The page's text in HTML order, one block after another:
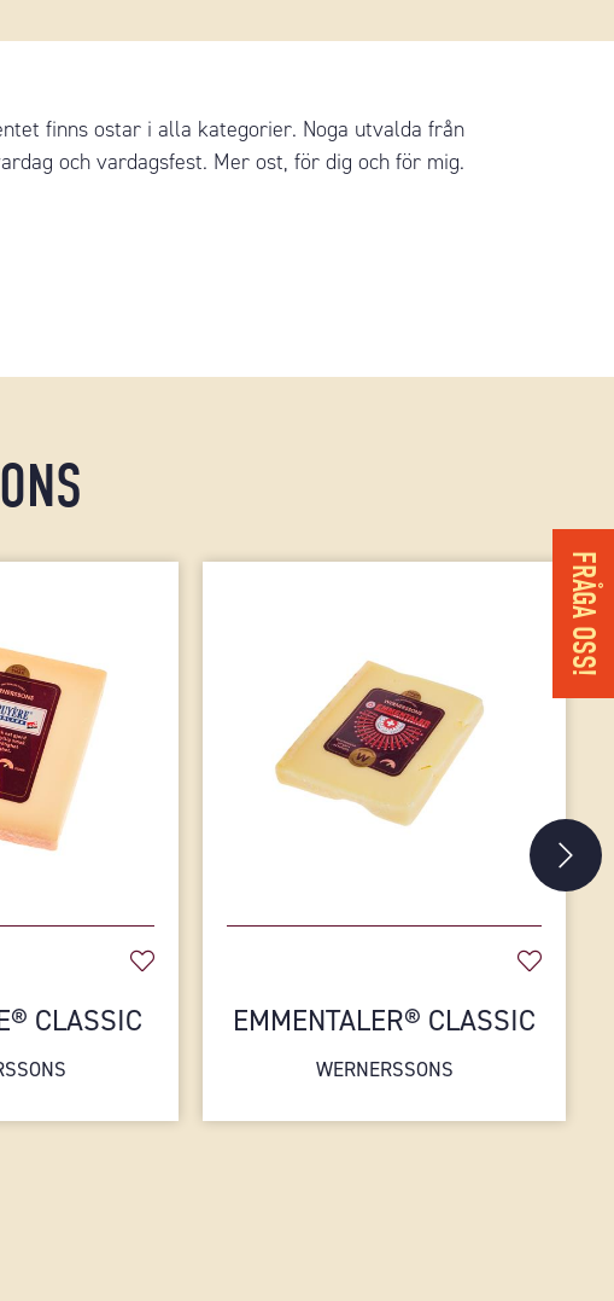
finns ostar i alla kategorier. Noga utvalda från
och vardagsfest. Mer ost, för dig och för mig.
CLASSIC EMMENTALER® CLASSIC
WERNERSSONS
FRÅGA OSS!